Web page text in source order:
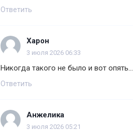
Ответить
Харон
3 июля 2026 06:33
Никогда такого не было и вот опять...
Ответить
Анжелика
3 июля 2026 05:21